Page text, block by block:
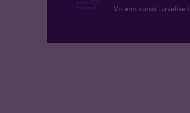
Vii end kurssi turvalise